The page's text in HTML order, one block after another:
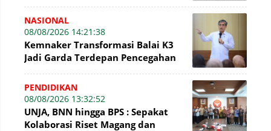
NASIONAL
08/08/2026 14:21:38
Kemnaker Transformasi Balai K3
Jadi Garda Terdepan Pencegahan
PENDIDIKAN
08/08/2026 13:32:52
UNJA, BNN hingga BPS : Sepakat
Kolaborasi Riset Magang dan